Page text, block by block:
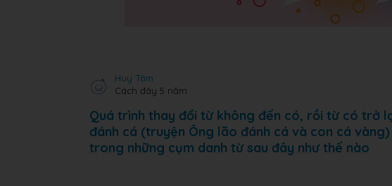
Huy Tâm
Cách đây 5 năm
Quá trình thay đổi từ không đến có, rồi từ có trở
đánh cá (truyện Ông lão đánh cá và con cá
trong những cụm danh từ sau đây như thế nào